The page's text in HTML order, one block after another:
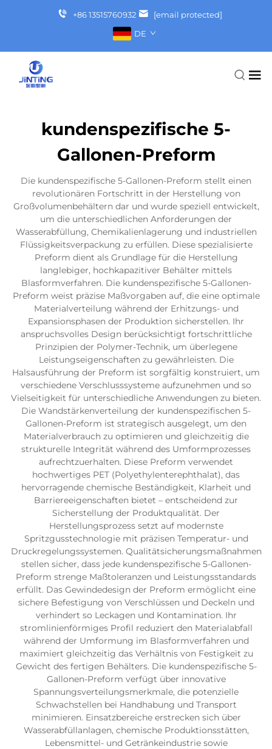
+86 13515760932
[email protected]
DE
kundenspezifische 5-
Gallonen-Preform
Die kundenspezifische 5-Gallonen-Preform stellt einen
revolutionären Fortschritt in der Herstellung von
Großvolumenbehältern dar und wurde speziell entwickelt,
um die unterschiedlichen Anforderungen der
Wasserabfüllung, Chemikalienlagerung und industriellen
Flüssigkeitsverpackung zu erfüllen. Diese spezialisierte
Preform dient als Grundlage für die Herstellung
langlebiger, hochkapazitiver Behälter mittels
Blasformverfahren. Die kundenspezifische 5-Gallonen-
Preform weist präzise Maßvorgaben auf, die eine optimale
Materialverteilung während der Erhitzungs- und
Expansionsphasen der Produktion sicherstellen. Ihr
anspruchsvolles Design berücksichtigt fortschrittliche
Prinzipien der Polymer-Technik, um überlegene
Leistungseigenschaften zu gewährleisten. Die
Halsausführung der Preform ist sorgfältig konstruiert, um
verschiedene Verschlusssysteme aufzunehmen und so
Vielseitigkeit für unterschiedliche Anwendungen zu bieten.
Die Wandstärkenverteilung der kundenspezifischen 5-
Gallonen-Preform ist strategisch ausgelegt, um den
Materialverbrauch zu optimieren und gleichzeitig die
strukturelle Integrität während des Umformprozesses
aufrechtzuerhalten. Diese Preform verwendet
hochwertiges PET (Polyethylenterephthalat), das
hervorragende chemische Beständigkeit, Klarheit und
Barriereeigenschaften bietet – entscheidend zur
Sicherstellung der Produktqualität. Der
Herstellungsprozess setzt auf modernste
Spritzgusstechnologie mit präzisen Temperatur- und
Druckregelungssystemen. Qualitätsicherungsmaßnahmen
stellen sicher, dass jede kundenspezifische 5-Gallonen-
Preform strenge Maßtoleranzen und Leistungsstandards
erfüllt. Das Gewindedesign der Preform ermöglicht eine
sichere Befestigung von Verschlüssen und Deckeln und
verhindert so Leckagen und Kontamination. Ihr
stromlinienförmiges Profil reduziert den Materialabfall
während der Umformung im Blasformverfahren und
maximiert gleichzeitig das Verhältnis von Festigkeit zu
Gewicht des fertigen Behälters. Die kundenspezifische 5-
Gallonen-Preform verfügt über innovative
Spannungsverteilungsmerkmale, die potenzielle
Schwachstellen bei Handhabung und Transport
minimieren. Einsatzbereiche erstrecken sich über
Wasserabfüllanlagen, chemische Produktionsstätten,
Lebensmittel- und Getränkeindustrie sowie